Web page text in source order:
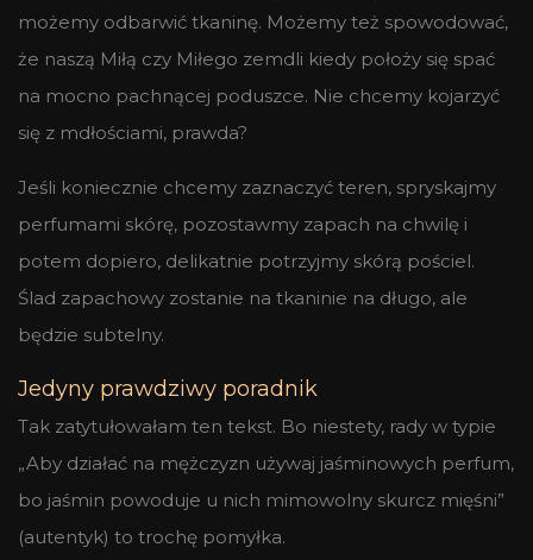
możemy odbarwić tkaninę. Możemy też spowodować,
że naszą Miłą czy Miłego zemdli kiedy położy się spać
na mocno pachnącej poduszce. Nie chcemy kojarzyć
się z mdłościami, prawda?
Jeśli koniecznie chcemy zaznaczyć teren, spryskajmy
perfumami skórę, pozostawmy zapach na chwilę i
potem dopiero, delikatnie potrzyjmy skórą pościel.
Ślad zapachowy zostanie na tkaninie na długo, ale
będzie subtelny.
Jedyny prawdziwy poradnik
Tak zatytułowałam ten tekst. Bo niestety, rady w typie
„Aby działać na mężczyzn używaj jaśminowych perfum,
bo jaśmin powoduje u nich mimowolny skurcz mięśni”
(autentyk) to trochę pomyłka.